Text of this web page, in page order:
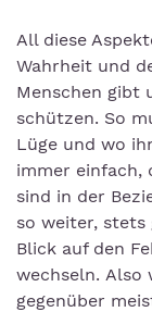
All diese
Wahrheit und
Menschen gibt
schützen. So
Lüge und wo
immer einfach,
sind in der
so weiter,
Blick auf den
wechseln. Also
gegenüber